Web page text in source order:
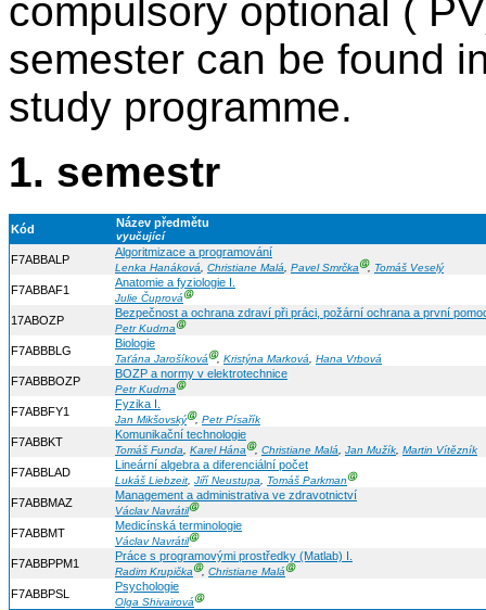
compulsory optional (
semester can be found
study programme.
1. semestr
Kód Název předmětu
vyučující
F7ABBALP
Algoritmizace a programování
Lenka Hanáková, Christiane Malá, Pavel SmrčkaⒼ, Tomáš Veselý
F7ABBAF1
Anatomie a fyziologie I.
Julie ČuprováⒼ
17ABOZP
Bezpečnost a ochrana zdraví při práci, požární ochrana a první
Petr KudrnaⒼ
F7ABBBLG
Biologie
Taťána JarošíkováⒼ, Kristýna Marková, Hana Vrbová
F7ABBBOZP
BOZP a normy v elektrotechnice
Petr KudrnaⒼ
F7ABBFY1
Fyzika I.
Jan MikšovskýⒼ, Petr Písařík
F7ABBKT
Komunikační technologie
Tomáš Funda, Karel HánaⒼ, Christiane Malá, Jan Mužík, Martin Vítězník
F7ABBLAD
Lineární algebra a diferenciální počet
Lukáš Liebzeit, Jiří Neustupa, Tomáš ParkmanⒼ
F7ABBMAZ
Management a administrativa ve zdravotnictví
Václav NavrátilⒼ
F7ABBMT
Medicínská terminologie
Václav NavrátilⒼ
F7ABBPPM1
Práce s programovými prostředky (Matlab) I.
Radim KrupičkaⒼ, Christiane MaláⒼ
F7ABBPSL
Psychologie
Olga ShivairováⒼ